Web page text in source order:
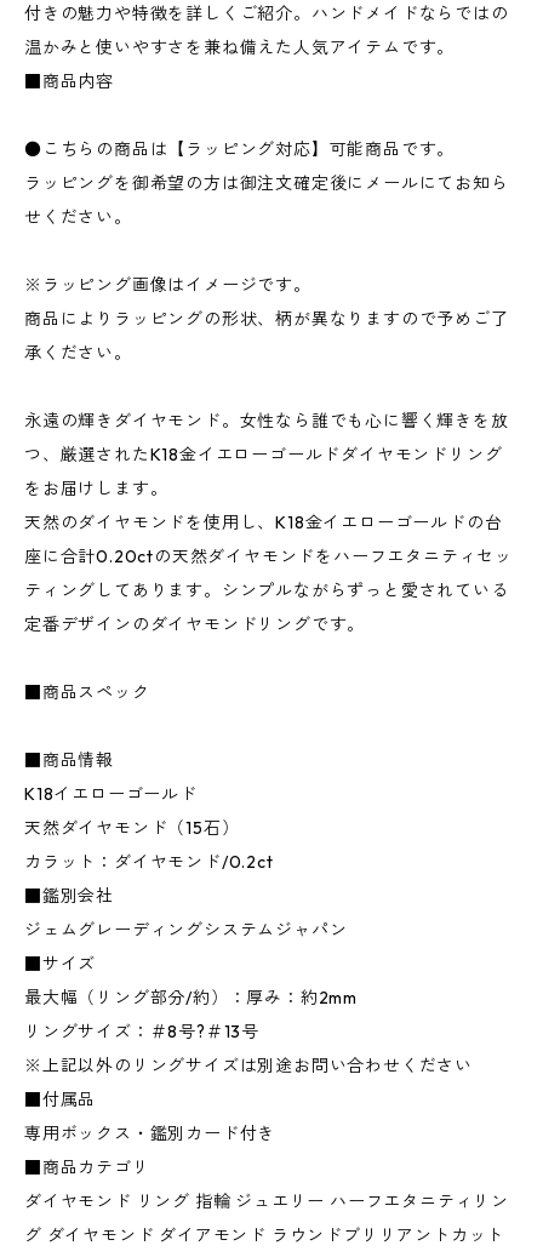
付きの魅力や特徴を詳しくご紹介。ハンドメイドならではの
温かみと使いやすさを兼ね備えた人気アイテムです。
■商品内容
●こちらの商品は【ラッピング対応】可能商品です。
ラッピングを御希望の方は御注文確定後にメールにてお知ら
せください。
※ラッピング画像はイメージです。
商品によりラッピングの形状、柄が異なりますので予めご了
承ください。
永遠の輝きダイヤモンド。女性なら誰でも心に響く輝きを放
つ、厳選されたK18金イエローゴールドダイヤモンドリング
をお届けします。
天然のダイヤモンドを使用し、K18金イエローゴールドの台
座に合計0.20ctの天然ダイヤモンドをハーフエタニティセッ
ティングしてあります。シンプルながらずっと愛されている
定番デザインのダイヤモンドリングです。
■商品スペック
■商品情報
K18イエローゴールド
天然ダイヤモンド（15石）
カラット：ダイヤモンド/0.2ct
■鑑別会社
ジェムグレーディングシステムジャパン
■サイズ
最大幅（リング部分/約）：厚み：約2mm
リングサイズ：＃8号?＃13号
※上記以外のリングサイズは別途お問い合わせください
■付属品
専用ボックス・鑑別カード付き
■商品カテゴリ
ダイヤモンド リング 指輪 ジュエリー ハーフエタニティリン
グ ダイヤモンド ダイアモンド ラウンドブリリアントカット